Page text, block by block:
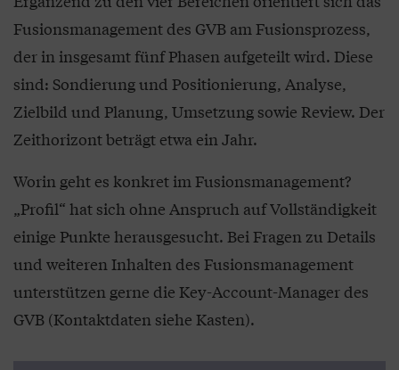
Fusionsmanagement des GVB am Fusionsprozess,
der in insgesamt fünf Phasen aufgeteilt wird. Diese
sind: Sondierung und Positionierung, Analyse,
Zielbild und Planung, Umsetzung sowie Review. Der
Zeithorizont beträgt etwa ein Jahr.
Worin geht es konkret im Fusionsmanagement?
„Profil“ hat sich ohne Anspruch auf Vollständigkeit
einige Punkte herausgesucht. Bei Fragen zu Details
und weiteren Inhalten des Fusionsmanagement
unterstützen gerne die Key-Account-Manager des
GVB (Kontaktdaten siehe Kasten).